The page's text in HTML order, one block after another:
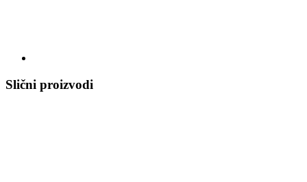
Slični proizvodi